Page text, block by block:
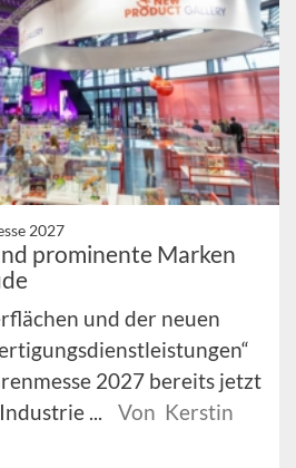
2027
prominente Marken
und der neuen
2027 bereits jetzt
...
Von Kerstin